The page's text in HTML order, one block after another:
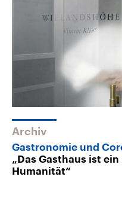
Archiv
Gastronomie und
„Das Gasthaus ist
Humanität“